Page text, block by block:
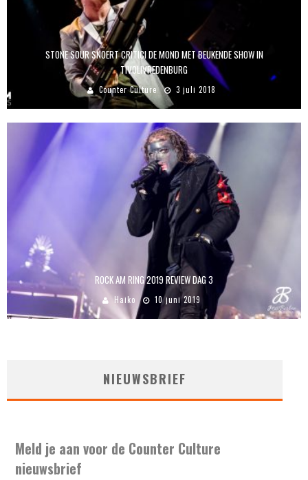
STONE SOUR SNOERT CRITICI DE MOND MET BEUKENDE SHOW IN
TIVOLIVREDENBURG
Counter Culture 3 juli 2018
ROCK AM RING 2019 REVIEW DAG 3
Haiko 10 juni 2019
NIEUWSBRIEF
Meld je aan voor de Counter Culture
nieuwsbrief